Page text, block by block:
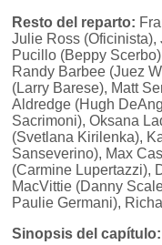
Resto del reparto:
Julie Ross (Oficinista),
Pucillo (Beppy
Randy Barbee (Juez
(Larry Barese), Matt
Aldredge (Hugh
Sacrimoni), Oksana
(Svetlana Kirilenka),
Sanseverino), Max
(Carmine Lupertazzi),
MacVittie (Danny
Paulie Germani),
Sinopsis del capítulo: